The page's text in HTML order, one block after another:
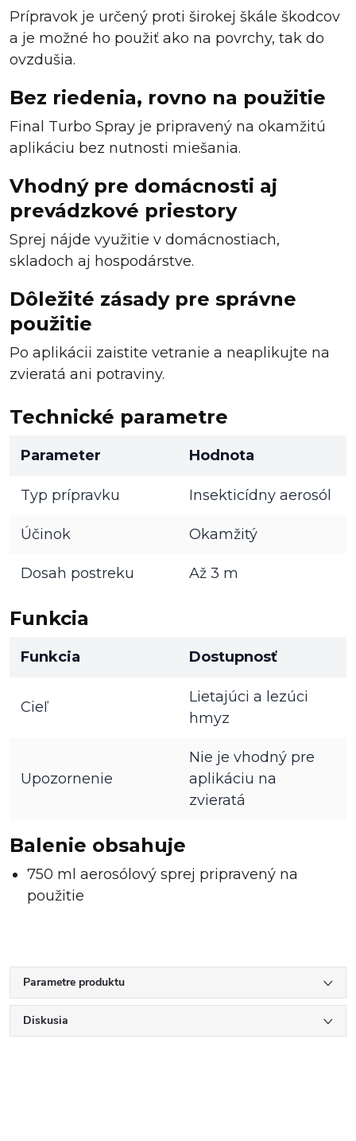
Prípravok je určený proti širokej škále škodcov
a je možné ho použiť ako na povrchy, tak do
ovzdušia.
Bez riedenia, rovno na použitie
Final Turbo Spray je pripravený na okamžitú
aplikáciu bez nutnosti miešania.
Vhodný pre domácnosti aj
prevádzkové priestory
Sprej nájde využitie v domácnostiach,
skladoch aj hospodárstve.
Dôležité zásady pre správne
použitie
Po aplikácii zaistite vetranie a neaplikujte na
zvieratá ani potraviny.
Technické parametre
Parameter Hodnota
Typ prípravku Insekticídny aerosól
Účinok Okamžitý
Dosah postreku Až 3 m
Funkcia
Funkcia Dostupnosť
Cieľ
Lietajúci a lezúci
hmyz
Upozornenie
Nie je vhodný pre
aplikáciu na
zvieratá
Balenie obsahuje
750 ml aerosólový sprej pripravený na
použitie
Parametre produktu
Diskusia